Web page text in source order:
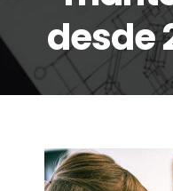
desde